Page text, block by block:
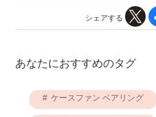
シェアする
あなたにおすすめのタグ
ケースファン ベアリング